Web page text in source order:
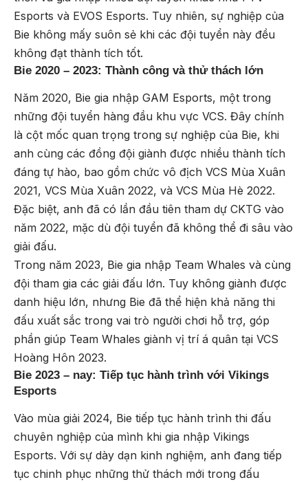
Esports và EVOS Esports. Tuy nhiên, sự nghiệp của
Bie không mấy suôn sẻ khi các đội tuyển này đều
không đạt thành tích tốt.
Bie 2020 – 2023: Thành công và thử thách lớn
Năm 2020, Bie gia nhập GAM Esports, một trong
những đội tuyển hàng đầu khu vực VCS. Đây chính
là cột mốc quan trọng trong sự nghiệp của Bie, khi
anh cùng các đồng đội giành được nhiều thành tích
đáng tự hào, bao gồm chức vô địch VCS Mùa Xuân
2021, VCS Mùa Xuân 2022, và VCS Mùa Hè 2022.
Đặc biệt, anh đã có lần đầu tiên tham dự CKTG vào
năm 2022, mặc dù đội tuyển đã không thể đi sâu vào
giải đấu.
Trong năm 2023, Bie gia nhập Team Whales và cùng
đội tham gia các giải đấu lớn. Tuy không giành được
danh hiệu lớn, nhưng Bie đã thể hiện khả năng thi
đấu xuất sắc trong vai trò người chơi hỗ trợ, góp
phần giúp Team Whales giành vị trí á quân tại VCS
Hoàng Hôn 2023.
Bie 2023 – nay: Tiếp tục hành trình với Vikings
Esports
Vào mùa giải 2024, Bie tiếp tục hành trình thi đấu
chuyên nghiệp của mình khi gia nhập Vikings
Esports. Với sự dày dạn kinh nghiệm, anh đang tiếp
tục chinh phục những thử thách mới trong đấu